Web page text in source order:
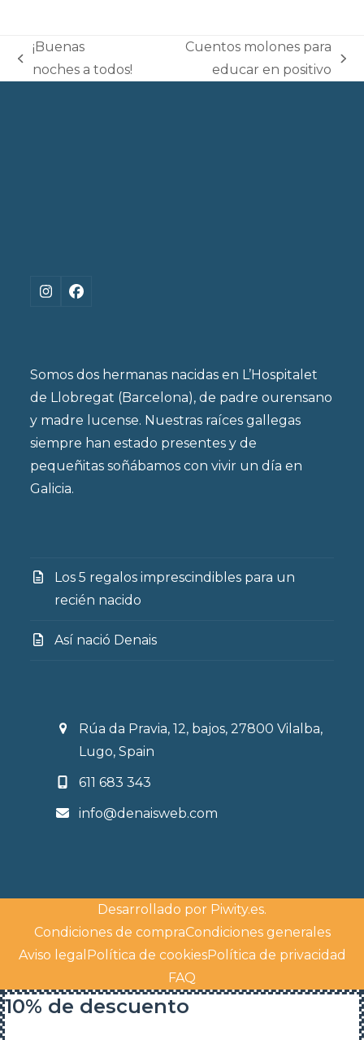
previous
¡Buenas
noches a todos!
Cuentos molones para
educar en positivo
Instagram
Facebook
Somos dos hermanas nacidas en L’Hospitalet
de Llobregat (Barcelona), de padre ourensano
y madre lucense. Nuestras raíces gallegas
siempre han estado presentes y de
pequeñitas soñábamos con vivir un día en
Galicia.
Los 5 regalos imprescindibles para un
recién nacido
Así nació Denais
Rúa da Pravia, 12, bajos, 27800 Vilalba,
Lugo, Spain
611 683 343
info@denaisweb.com
Desarrollado por Piwity.es.
Condiciones de compraCondiciones generales
Aviso legal Política de cookiesPolítica de privacidad
FAQ
10% de descuento